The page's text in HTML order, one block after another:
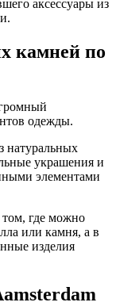
аксессуары из
камней по
одежды.
натуральных
украшения и
элементами
том, где можно
или камня, а в
изделия